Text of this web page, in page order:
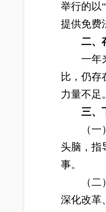
举行的以
提供免费
二、
一年
比，仍存
力量不足
三、
（
头脑，指
事。
（
深化改革